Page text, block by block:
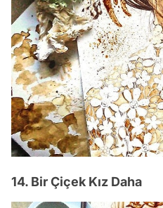
14. Bir Çiçek Kız Daha